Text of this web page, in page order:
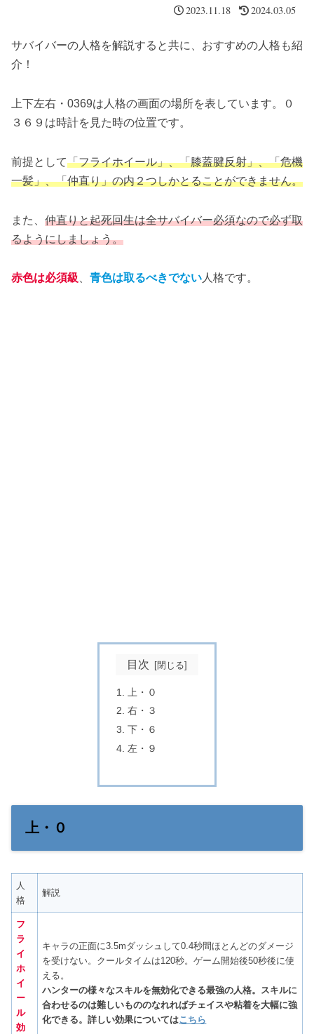
2023.11.18 2024.03.05
サバイバーの人格を解説すると共に、おすすめの人格も紹
介！
上下左右・0369は人格の画面の場所を表しています。０
３６９は時計を見た時の位置です。
前提として「フライホイール」、「膝蓋腱反射」、「危機
一髪」、「仲直り」の内２つしかとることができません。
また、 仲直りと起死回生は全サバイバー必須なので必ず取
るようにしましょう。
赤色は必須級、 青色は取るべきでない人格です。
目次
上・０
右・３
下・６
左・９
上・０
人
格
解説
フ
ラ
イ
ホ
イ
ー
ル
効
キャラの正面に3.5mダッシュして0.4秒間ほとんどのダメージ
を受けない。クールタイムは120秒。ゲーム開始後50秒後に使
える。
ハンターの様々なスキルを無効化できる最強の人格。スキルに
合わせるのは難しいもののなれればチェイスや粘着を大幅に強
化できる。詳しい効果についてはこちら